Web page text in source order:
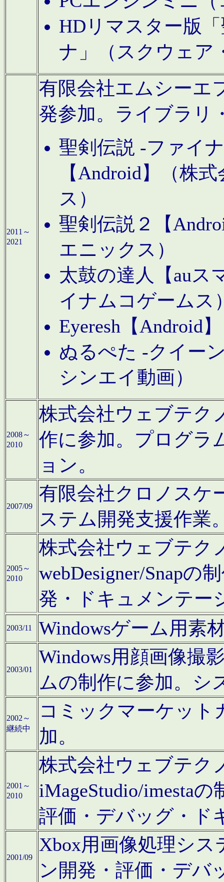
HDリマスター版
ナ」（スクウェア
2011～
2021
有限会社エムシーエ
発参加。ライブラリ
聖剣伝説 -ファイ
【Android】（株
ス）
聖剣伝説２【
エニックス）
太鼓の達人【auス
イナムコゲームス
Eyeresh【Android
ぬるぺた -クイー
シンエイ動画）
2008～
2010
株式会社ウェブテク
作に参加。プログラ
ョン。
2007/09
有限会社クロノスケ
ステム開発支援作業
2005～
2010
株式会社ウェブテク
webDesigner/Snapの
発・ドキュメンテー
2003/11 Windowsゲーム用素
2003/01
Windows用顔画像撮
ムの制作に参加。シ
2002～
継続中
コミックマーケット
加。
2001～
2010
株式会社ウェブテク
iMageStudio/imesta
評価・デバッグ・ド
2001/09
Xbox用画像処理シ
ン開発・評価・デバ